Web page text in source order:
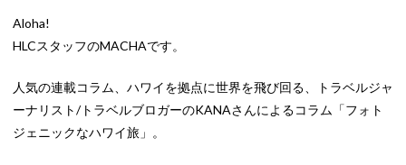
Aloha!
HLCスタッフのMACHAです。
人気の連載コラム、ハワイを拠点に世界を飛び回る、トラベルジャ
ーナリスト/トラベルブロガーのKANAさんによるコラム「フォト
ジェニックなハワイ旅」。